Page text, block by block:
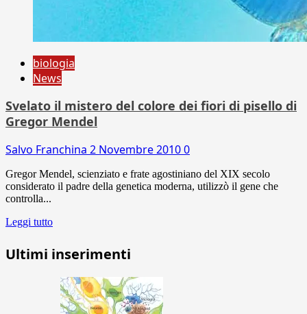
biologia
News
Svelato il mistero del colore dei fiori di pisello di
Gregor Mendel
Salvo Franchina 2 Novembre 20100
Gregor Mendel, scienziato e frate agostiniano del XIX secolo
considerato il padre della genetica moderna, utilizzò il gene che
controlla...
Leggi tutto
Ultimi inserimenti